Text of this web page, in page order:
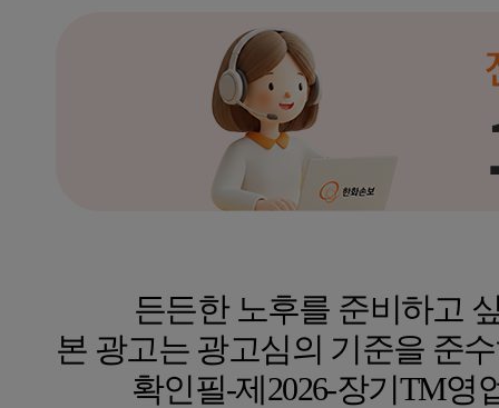
든든한 노후를 준비하고
본 광고는 광고심의 기준을 준
확인필-제2026-장기TM영